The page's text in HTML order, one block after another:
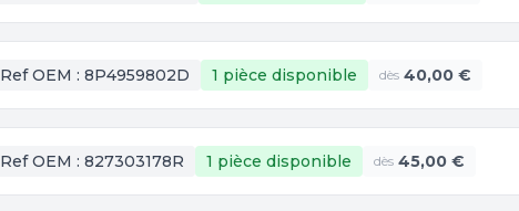
Ref OEM : 8P4959802D 1 pièce disponible dès 40,00 €
Ref OEM : 827303178R 1 pièce disponible dès 45,00 €